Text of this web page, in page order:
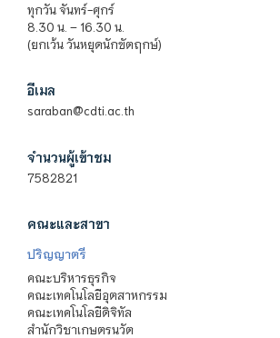
ทุกวัน จันทร์-ศุกร์
8.30 น. – 16.30 น.
(ยกเว้น วันหยุดนักขัตฤกษ์)
อีเมล
saraban@cdti.ac.th
จำนวนผู้เข้าชม
7582821
คณะและสาขา
ปริญญาตรี
คณะบริหารธุรกิจ
คณะเทคโนโลยีอุตสาหกรรม
คณะเทคโนโลยีดิจิทัล
สำนักวิชาเกษตรนวัต